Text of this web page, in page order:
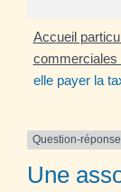
Accueil
commerciales
elle payer la
Question-réponse
Une